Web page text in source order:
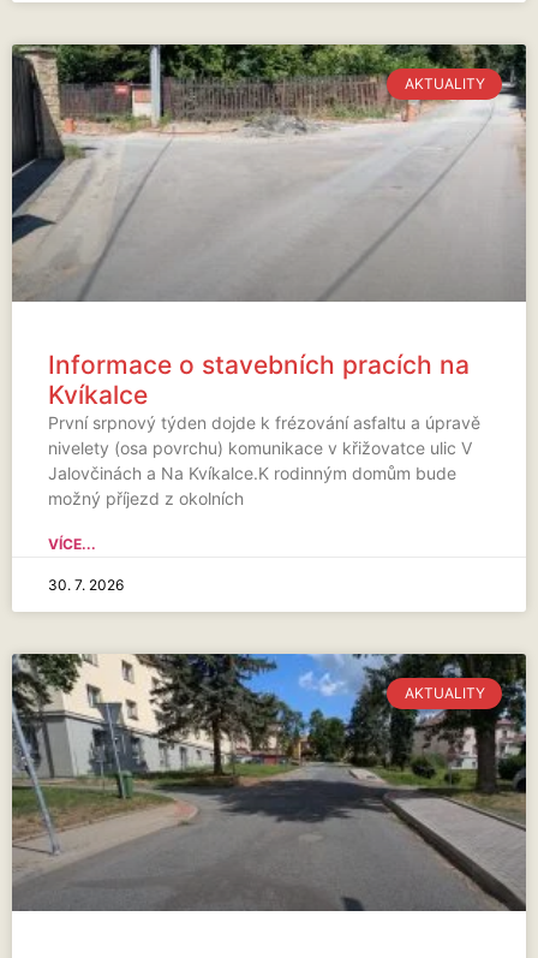
AKTUALITY
Informace o stavebních pracích na
Kvíkalce
První srpnový týden dojde k frézování asfaltu a úpravě
nivelety (osa povrchu) komunikace v křižovatce ulic V
Jalovčinách a Na Kvíkalce.K rodinným domům bude
možný příjezd z okolních
VÍCE...
30. 7. 2026
AKTUALITY